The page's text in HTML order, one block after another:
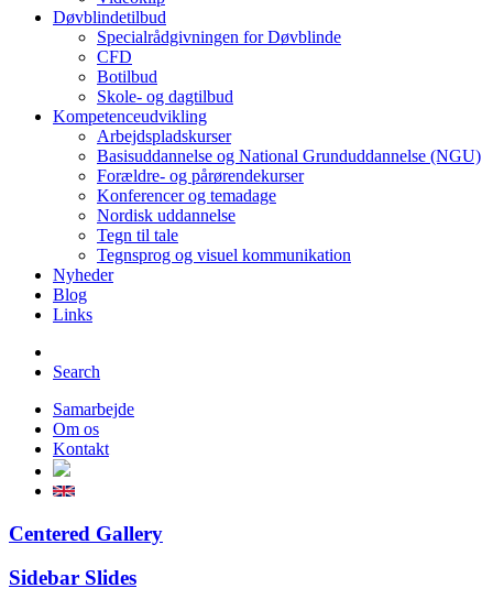
Døvblindetilbud
Specialrådgivningen for Døvblinde
CFD
Botilbud
Skole- og dagtilbud
Kompetenceudvikling
Arbejdspladskurser
Basisuddannelse og National Grunduddannelse (NGU)
Forældre- og pårørendekurser
Konferencer og temadage
Nordisk uddannelse
Tegn til tale
Tegnsprog og visuel kommunikation
Nyheder
Blog
Links
Search
Samarbejde
Om os
Kontakt
Centered Gallery
Sidebar Slides